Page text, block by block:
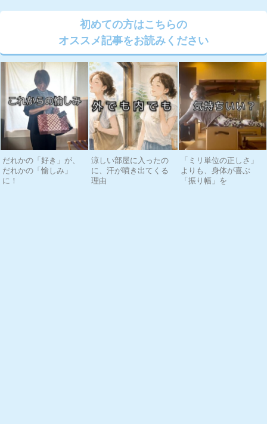
初めての方はこちらの
オススメ記事をお読みください
だれかの「好き」が、
だれかの「愉しみ」
に！
涼しい部屋に入ったの
に、汗が噴き出てくる
理由
「ミリ単位の正しさ」
よりも、身体が喜ぶ
「振り幅」を